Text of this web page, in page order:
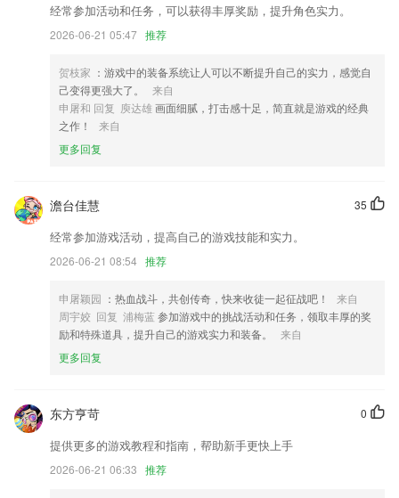
6.充分考虑你在被窝里刷，在地铁上刷，在吃饭时刷的种种情境～合理设
以上就是云开·体育全站app(kaiyun)的介绍，如果您喜欢这款软件，您可
以到应用商店进行打分评论，说出您的使用经历，以帮助我们更好的对产
品进行优化修改。
实现了读者与虚拟人物的互通社交；
播放器优化，动画播放中可以从视频选择列表选择视频快速跳转；
巡航功能无效问题
视频落地页优化，支持更多手势操作，快来更新试试
以上就是旧版709彩票的介绍，如果您喜欢这款软件，您可以到应用商店
进行打分评论，说出您的使用经历，以帮助我们更好的对产品进行优化修
经常参加活动和任务，可以获得丰厚奖励，提升角色实力。
2026-06-21 05:47 推荐
贺枝家 ：游戏中的装备系统让人可以不断提升自己的实力，感觉自
己变得更强大了。
来自
申屠和 回复 庾达雄画面细腻，打击感十足，简直就是游戏的经典
之作！
来自
更多回复
35
澹台佳慧
经常参加游戏活动，提高自己的游戏技能和实力。
2026-06-21 08:54 推荐
申屠颖园 ：热血战斗，共创传奇，快来收徒一起征战吧！
来自
周宇姣 回复 浦梅蓝参加游戏中的挑战活动和任务，领取丰厚的奖
励和特殊道具，提升自己的游戏实力和装备。
来自
更多回复
0
东方亨苛
提供更多的游戏教程和指南，帮助新手更快上手
2026-06-21 06:33 推荐